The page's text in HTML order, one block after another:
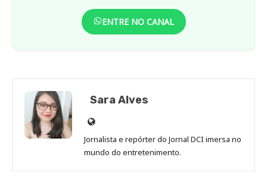
ENTRE NO CANAL
Sara Alves
Site
de
Sara
Jornalista e repórter do Jornal DCI imersa no
mundo do entretenimento.